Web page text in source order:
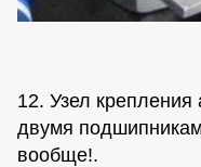
12. Узел крепления
двумя
вообще!.